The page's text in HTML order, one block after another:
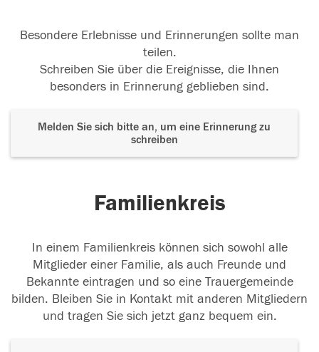
Besondere Erlebnisse und Erinnerungen sollte man
teilen.
Schreiben Sie über die Ereignisse, die Ihnen
besonders in Erinnerung geblieben sind.
Melden Sie sich bitte an, um eine Erinnerung zu
schreiben
Familienkreis
In einem Familienkreis können sich sowohl alle
Mitglieder einer Familie, als auch Freunde und
Bekannte eintragen und so eine Trauergemeinde
bilden. Bleiben Sie in Kontakt mit anderen Mitgliedern
und tragen Sie sich jetzt ganz bequem ein.